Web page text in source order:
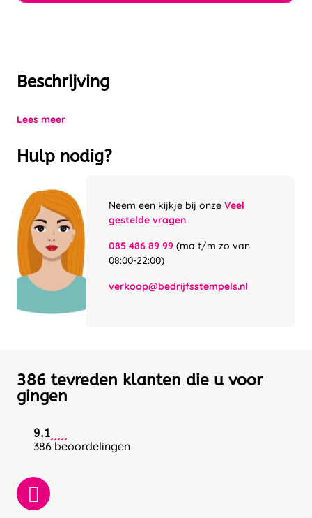
Beschrijving
Lees meer
Hulp nodig?
Neem een kijkje bij onze Veel
gestelde vragen
085 486 89 99 (ma t/m zo van
08:00-22:00)
verkoop@bedrijfsstempels.nl
386 tevreden klanten die u voor
gingen
9.1
386 beoordelingen